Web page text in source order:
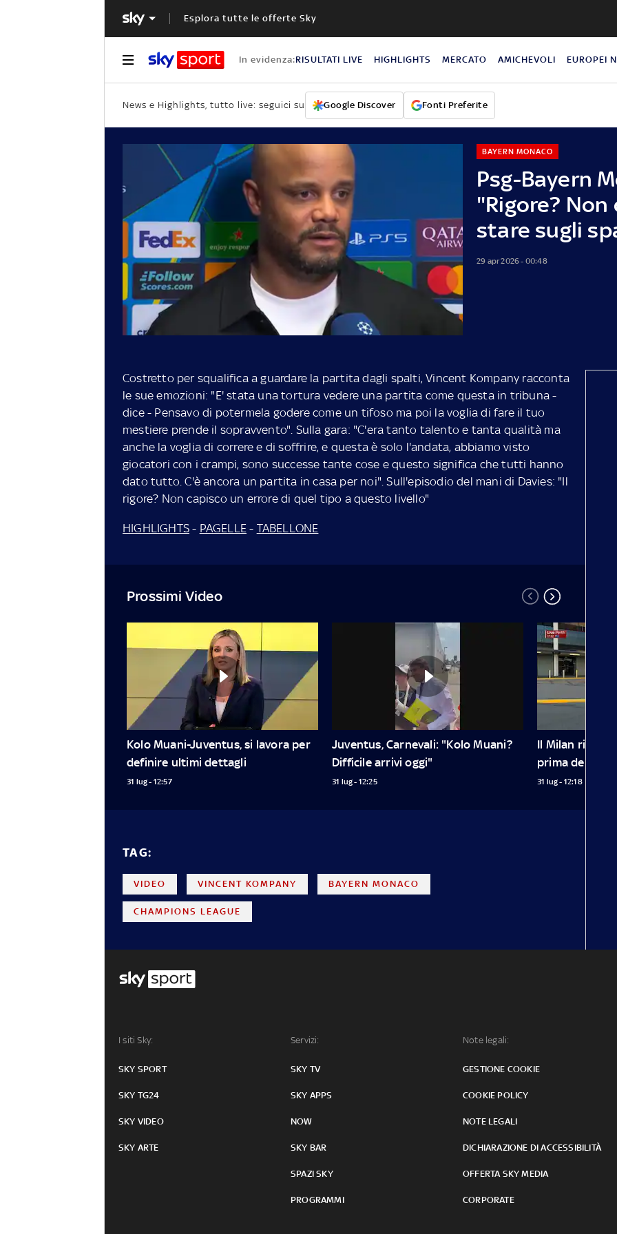
Esplora tutte le offerte Sky
In evidenza:RISULTATI LIVE HIGHLIGHTS MERCATO AMICHEVOLI EUROPEI
News e Highlights, tutto live: seguici su Google Discover Fonti Preferite
Psg-Bayern
"Rigore?
stare sugli
BAYERN MONACO
29 apr 2026 - 00:48
Costretto per squalifica a guardare la partita dagli spalti, Vincent Kompany racconta
le sue emozioni: "E' stata una tortura vedere una partita come questa in tribuna -
dice - Pensavo di potermela godere come un tifoso ma poi la voglia di fare il tuo
mestiere prende il sopravvento". Sulla gara: "C'era tanto talento e tanta qualità ma
anche la voglia di correre e di soffrire, e questa è solo l'andata, abbiamo visto
giocatori con i crampi, sono successe tante cose e questo significa che tutti hanno
dato tutto. C'è ancora un partita in casa per noi". Sull'episodio del mani di Davies: "Il
rigore? Non capisco un errore di quel tipo a questo livello"
HIGHLIGHTS - PAGELLE - TABELLONE
Prossimi Video
Kolo Muani-Juventus, si lavora per
definire ultimi dettagli
31 lug - 12:57
Juventus, Carnevali: "Kolo Muani?
Difficile arrivi oggi"
31 lug - 12:25
Il Milan ricorda
prima
31 lug - 12:18
TAG:
VIDEO VINCENT KOMPANY BAYERN MONACO
CHAMPIONS LEAGUE
I siti Sky:
SKY SPORT
SKY TG24
SKY VIDEO
SKY ARTE
Servizi:
SKY TV
SKY APPS
NOW
SKY BAR
SPAZI SKY
PROGRAMMI
Note legali:
GESTIONE COOKIE
COOKIE POLICY
NOTE LEGALI
DICHIARAZIONE DI ACCESSIBILITÀ
OFFERTA SKY MEDIA
CORPORATE